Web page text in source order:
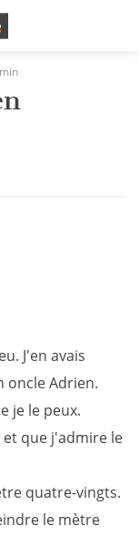
J'en avais
oncle Adrien.
je le peux.
que j'admire le
quatre-vingts.
le mètre